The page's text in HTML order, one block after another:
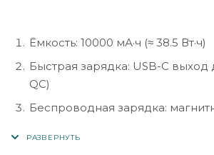
Ёмкость: 10000 мА·ч (≈ 38.5 Вт·ч)
Быстрая зарядка: USB-C выход
QC)
Беспроводная зарядка:
некоторых источниках.